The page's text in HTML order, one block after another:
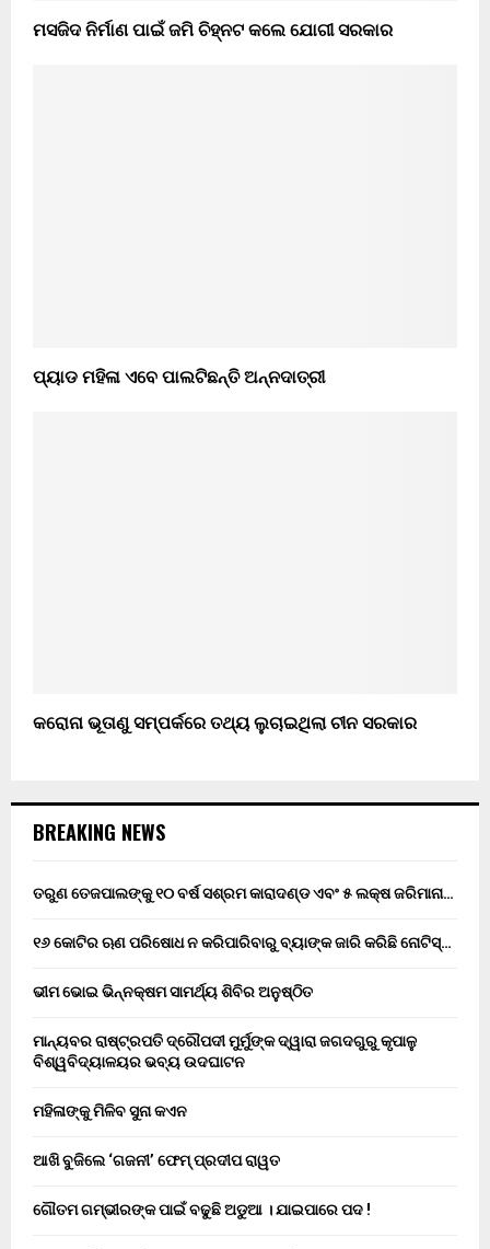
ମସଜିଦ ନିର୍ମାଣ ପାଇଁ ଜମି ଚିହ୍ନଟ କଲେ ଯୋଗୀ ସରକାର
ପ୍ୟାଡ ମହିଳା ଏବେ ପାଲଟିଛନ୍ତି ଅନ୍ନଦାତ୍ରୀ
କରୋନା ଭୂତାଣୁ ସମ୍ପର୍କରେ ତଥ୍ୟ ଲୁଚାଇଥିଲା ଚୀନ ସରକାର
BREAKING NEWS
ତରୁଣ ତେଜପାଲଙ୍କୁ ୧୦ ବର୍ଷ ସଶ୍ରମ କାରାଦଣ୍ଡ ଏବଂ ₹୫ ଲକ୍ଷ ଜରିମାନା…
୧୬ କୋଟିର ଋଣ ପରିଷୋଧ ନ କରିପାରିବାରୁ ବ୍ୟାଙ୍କ ଜାରି କରିଛି ନୋଟିସ୍…
ଭୀମ ଭୋଇ ଭିନ୍ନକ୍ଷମ ସାମର୍ଥ୍ୟ ଶିବିର ଅନୁଷ୍ଠିତ
ମାନ୍ୟବର ରାଷ୍ଟ୍ରପତି ଦ୍ରୌପଦୀ ମୁର୍ମୁଙ୍କ ଦ୍ୱାରା ଜଗଦଗୁରୁ କୃପାଳୁ
ବିଶ୍ୱବିଦ୍ୟାଳୟର ଭବ୍ୟ ଉଦଘାଟନ
ମହିଳାଙ୍କୁ ମିଳିବ ସୁନା କଏନ
ଆଖି ବୁଜିଲେ ‘ଗଜନୀ’ ଫେମ୍ ପ୍ରଦୀପ ରାୱତ
ଗୌତମ ଗମ୍ଭୀରଙ୍କ ପାଇଁ ବଢୁଛି ଅଡୁଆ । ଯାଇପାରେ ପଦ !